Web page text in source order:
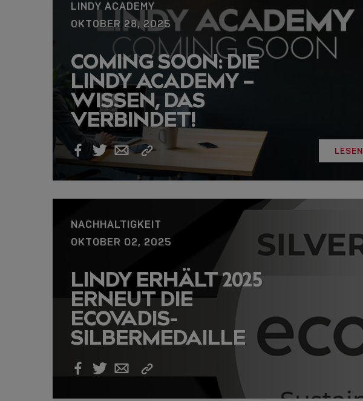
LINDY ACADEMY
OKTOBER 28, 2025
COMING SOON: DIE
LINDY ACADEMY –
WISSEN, DAS
VERBINDET!
LESEN
Facebook
Twitter
EmailLink
kopieren
NACHHALTIGKEIT
OKTOBER 02, 2025
LINDY ERHÄLT 2025
ERNEUT DIE
ECOVADIS-
SILBERMEDAILLE
Facebook
Twitter
EmailLink